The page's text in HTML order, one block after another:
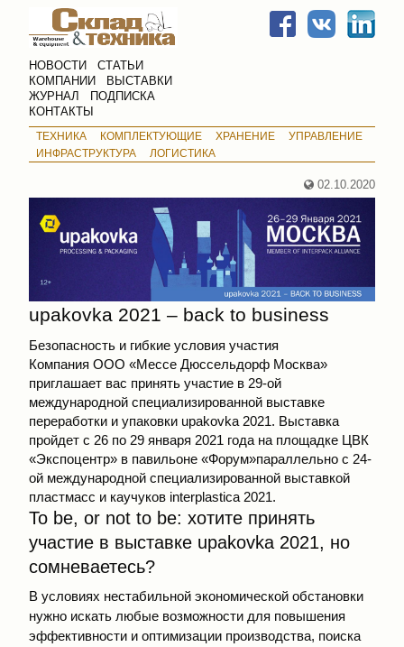
НОВОСТИ
СТАТЬИ
КОМПАНИИ
ВЫСТАВКИ
ЖУРНАЛ
ПОДПИСКА
КОНТАКТЫ
ТЕХНИКА КОМПЛЕКТУЮЩИЕ ХРАНЕНИЕ
УПРАВЛЕНИЕ
ИНФРАСТРУКТУРА
ЛОГИСТИКА
02.10.2020
upakovka 2021 – back to business
Безопасность и гибкие условия участия
Компания ООО «Мессе Дюссельдорф Москва»
приглашает вас принять участие в 29-ой
международной специализированной выставке
переработки и упаковки upakovka 2021. Выставка
пройдет с 26 по 29 января 2021 года на площадке ЦВК
«Экспоцентр» в павильоне «Форум»параллельно с 24-
ой международной специализированной выставкой
пластмасс и каучуков interplastica 2021.
To be, or not to be: хотите принять
участие в выставке upakovka 2021, но
сомневаетесь?
В условиях нестабильной экономической обстановки
нужно искать любые возможности для повышения
эффективности и оптимизации производства, поиска